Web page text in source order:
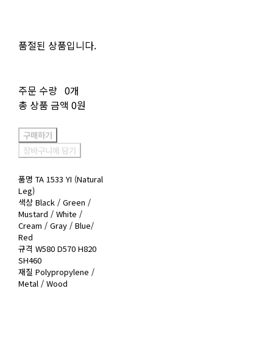
품절된 상품입니다.
주문 수량 0개
총 상품 금액 0원
구매하기
장바구니에 담기
품명 TA 1533 YI (Natural
Leg)
색상 Black / Green /
Mustard / White /
Cream / Gray / Blue/
Red
규격 W580 D570 H820
SH460
재질 Polypropylene /
Metal / Wood